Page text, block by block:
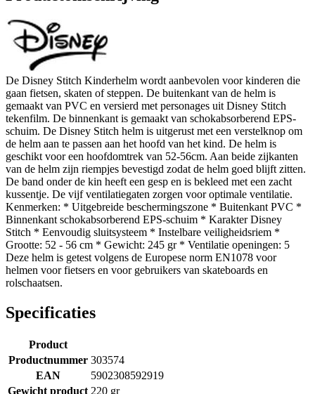
De Disney Stitch Kinderhelm wordt aanbevolen voor kinderen die
gaan fietsen, skaten of steppen. De buitenkant van de helm is
gemaakt van PVC en versierd met personages uit Disney Stitch
tekenfilm. De binnenkant is gemaakt van schokabsorberend EPS-
schuim. De Disney Stitch helm is uitgerust met een verstelknop om
de helm aan te passen aan het hoofd van het kind. De helm is
geschikt voor een hoofdomtrek van 52-56cm. Aan beide zijkanten
van de helm zijn riempjes bevestigd zodat de helm goed blijft zitten.
De band onder de kin heeft een gesp en is bekleed met een zacht
kussentje. De vijf ventilatiegaten zorgen voor optimale ventilatie.
Kenmerken: * Uitgebreide beschermingszone * Buitenkant PVC *
Binnenkant schokabsorberend EPS-schuim * Karakter Disney
Stitch * Eenvoudig sluitsysteem * Instelbare veiligheidsriem *
Grootte: 52 - 56 cm * Gewicht: 245 gr * Ventilatie openingen: 5
Deze helm is getest volgens de Europese norm EN1078 voor
helmen voor fietsers en voor gebruikers van skateboards en
rolschaatsen.
Specificaties
Product
Productnummer 303574
EAN
5902308592919
Gewicht product 220 gr